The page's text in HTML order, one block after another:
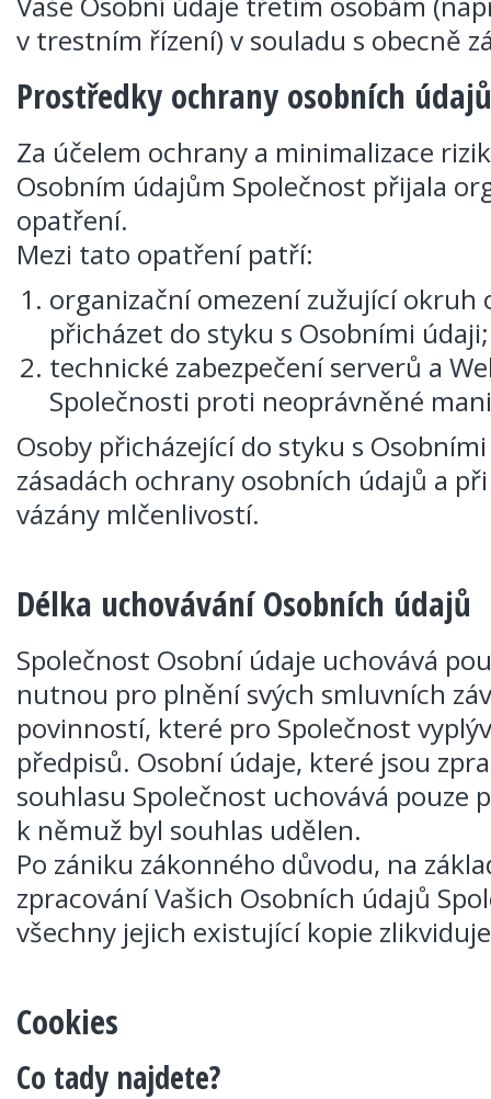
v trestním řízení) v souladu s obecně
Prostředky ochrany osobních údajů
Za účelem ochrany a minimalizace
Osobním údajům Společnost přijala
opatření.
Mezi tato opatření patří:
organizační omezení zužující okruh
přicházet do styku s Osobními
technické zabezpečení serverů a
Společnosti proti neoprávněné
Osoby přicházející do styku s
zásadách ochrany osobních údajů a
vázány mlčenlivostí.
Délka uchovávání Osobních údajů
Společnost Osobní údaje uchovává
nutnou pro plnění svých smluvních
povinností, které pro Společnost
předpisů. Osobní údaje, které jsou
souhlasu Společnost uchovává pouze
k němuž byl souhlas udělen.
Po zániku zákonného důvodu, na
zpracování Vašich Osobních údajů
všechny jejich existující kopie
Cookies
Co tady najdete?